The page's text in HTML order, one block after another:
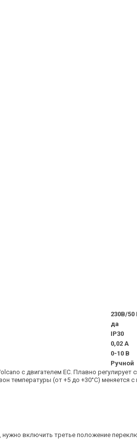
230В/50
да
IP30
0,02 А
0-10 В
Ручной
с двигателем EC. Плавно
температуры (от +5 до +30°С)
нужно включить третье положение